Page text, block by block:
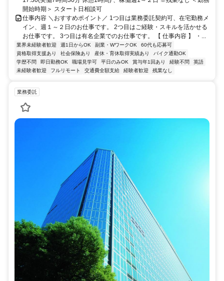
開始時期＞ スタート日相談可
仕事内容 ＼おすすめポイント／ 1つ目は業務委託契約可、在宅勤務メ
イン、週１～２日のお仕事です。 2つ目はご経験・スキルを活かせる
お仕事です。 3つ目は有名企業でのお仕事です。 【 仕事内容 】 ・...
業界未経験者歓迎 週1日からOK 副業・WワークOK
60代も応募可
資格取得支援あり
社会保険あり 産休・育休取得実績あり
バイク通勤OK
学歴不問
即日勤務OK 職場見学可 平日のみOK 賞与年1回あり 経験不問
英語
未経験者歓迎
フルリモート 交通費全額支給 経験者歓迎 残業なし
業務委託